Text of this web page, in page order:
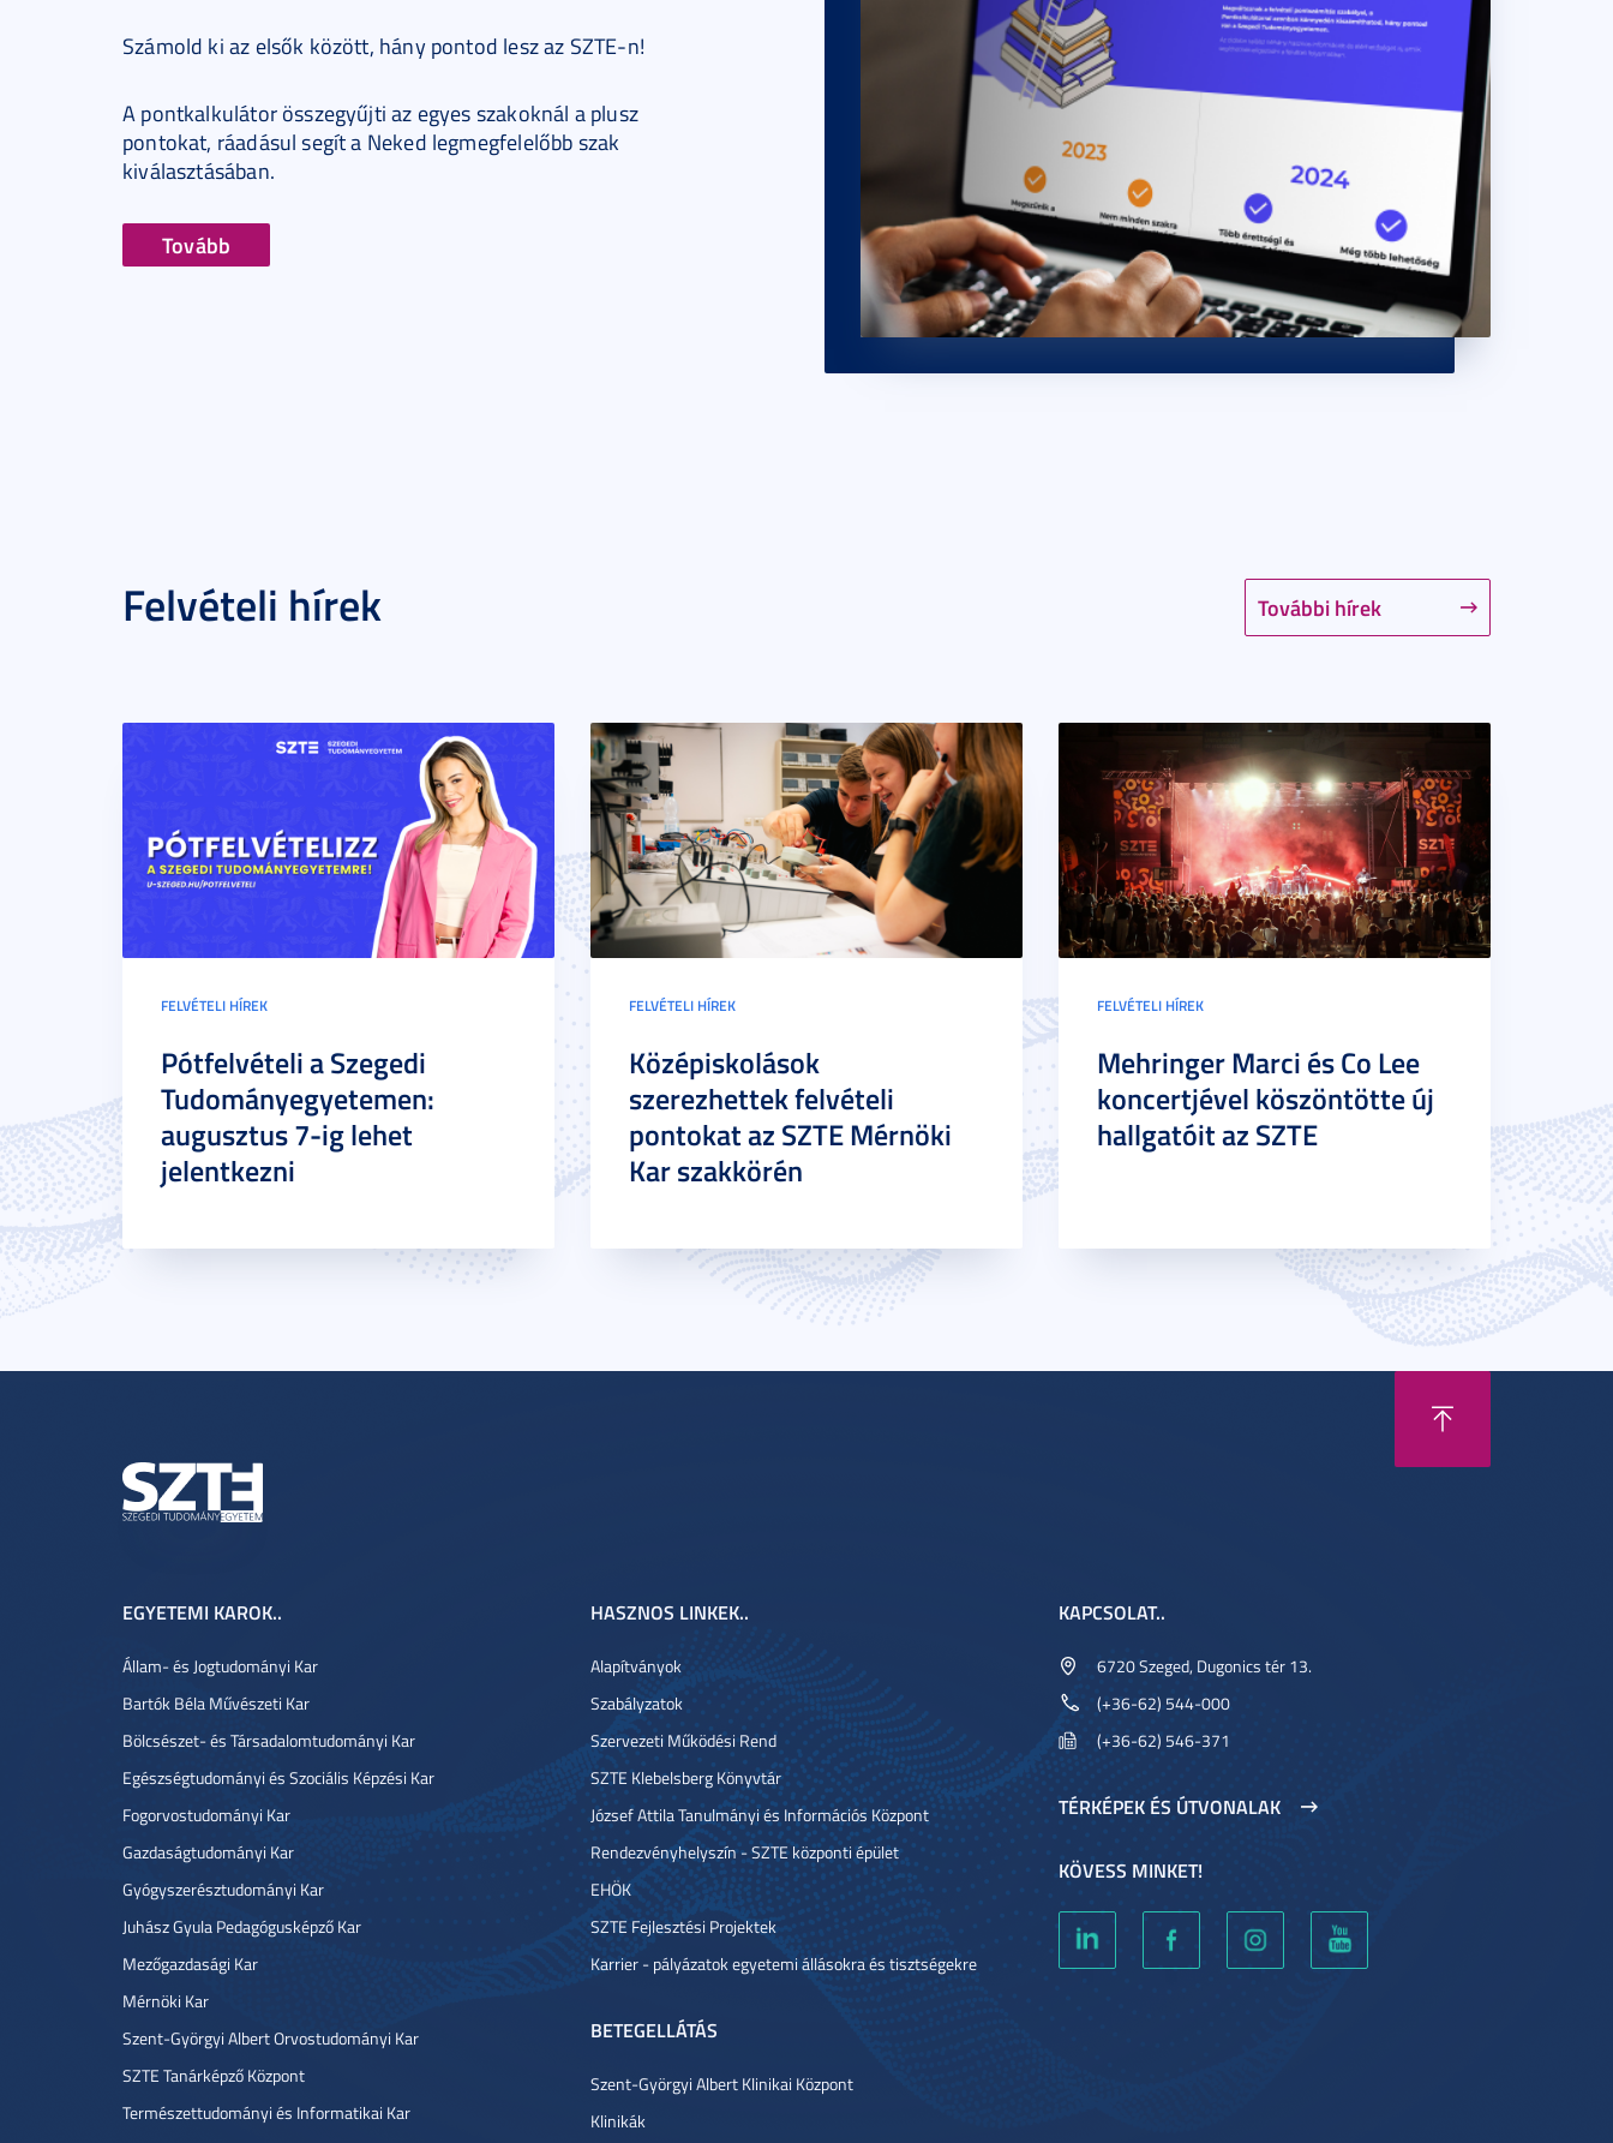
Számold ki az elsők között, hány pontod lesz az SZTE-n!
A pontkalkulátor összegyűjti az egyes szakoknál a plusz
pontokat, ráadásul segít a Neked legmegfelelőbb szak
kiválasztásában.
Tovább
Felvételi hírek További hírek
FELVÉTELI HÍREK
Pótfelvételi a Szegedi
Tudományegyetemen:
augusztus 7-ig lehet
jelentkezni
FELVÉTELI HÍREK
Középiskolások
szerezhettek felvételi
pontokat az SZTE Mérnöki
Kar szakkörén
FELVÉTELI HÍREK
Mehringer Marci és Co Lee
koncertjével köszöntötte új
hallgatóit az SZTE
EGYETEMI KAROK..
Állam- és Jogtudományi Kar
Bartók Béla Művészeti Kar
Bölcsészet- és Társadalomtudományi Kar
Egészségtudományi és Szociális Képzési Kar
Fogorvostudományi Kar
Gazdaságtudományi Kar
Gyógyszerésztudományi Kar
Juhász Gyula Pedagógusképző Kar
Mezőgazdasági Kar
Mérnöki Kar
Szent-Györgyi Albert Orvostudományi Kar
SZTE Tanárképző Központ
Természettudományi és Informatikai Kar
HASZNOS LINKEK..
Alapítványok
Szabályzatok
Szervezeti Működési Rend
SZTE Klebelsberg Könyvtár
József Attila Tanulmányi és Információs Központ
Rendezvényhelyszín - SZTE központi épület
EHÖK
SZTE Fejlesztési Projektek
Karrier - pályázatok egyetemi állásokra és tisztségekre
BETEGELLÁTÁS
Szent-Györgyi Albert Klinikai Központ
Klinikák
KAPCSOLAT..
6720 Szeged, Dugonics tér 13.
(+36-62) 544-000
(+36-62) 546-371
TÉRKÉPEK ÉS ÚTVONALAK
KÖVESS MINKET!